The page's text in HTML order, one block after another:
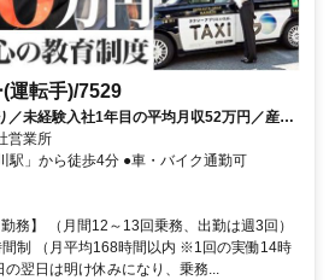
運転手)/7529
／未経験入社1年目の平均月収52万円／産
営業所
アクセス: ●阪急「神崎川駅」から徒歩4分 ●車・バイク通勤可
務】 （月間12～13回乗務、出勤は週3回）
制 （月平均168時間以内 ※1回の実働14時
の翌日は明け休みになり、乗務...